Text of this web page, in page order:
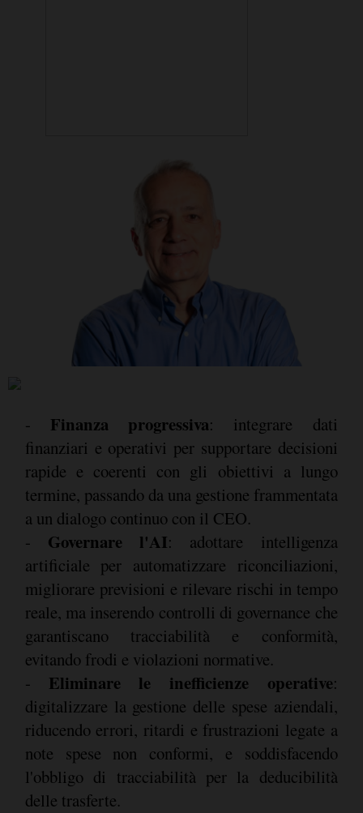
- Finanza progressiva: integrare dati
finanziari e operativi per supportare decisioni
rapide e coerenti con gli obiettivi a lungo
termine, passando da una gestione frammentata
a un dialogo continuo con il CEO.
- Governare l'AI: adottare intelligenza
artificiale per automatizzare riconciliazioni,
migliorare previsioni e rilevare rischi in tempo
reale, ma inserendo controlli di governance che
garantiscano tracciabilità e conformità,
evitando frodi e violazioni normative.
- Eliminare le inefficienze operative:
digitalizzare la gestione delle spese aziendali,
riducendo errori, ritardi e frustrazioni legate a
note spese non conformi, e soddisfacendo
l'obbligo di tracciabilità per la deducibilità
delle trasferte.